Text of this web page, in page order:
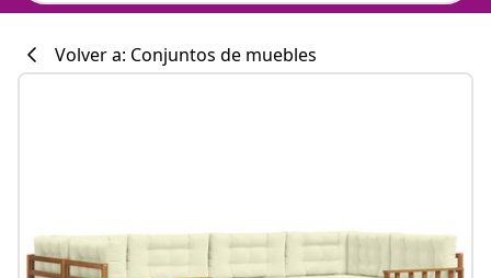
#sharemevidaxl
Volver a: Conjuntos de muebles